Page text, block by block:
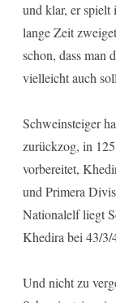
und klar, er spielt
lange Zeit
schon, dass man
vielleicht auch
Schweinsteiger
zurückzog, in
vorbereitet,
und Primera
Nationalelf liegt
Khedira bei 43/3/
Und nicht zu